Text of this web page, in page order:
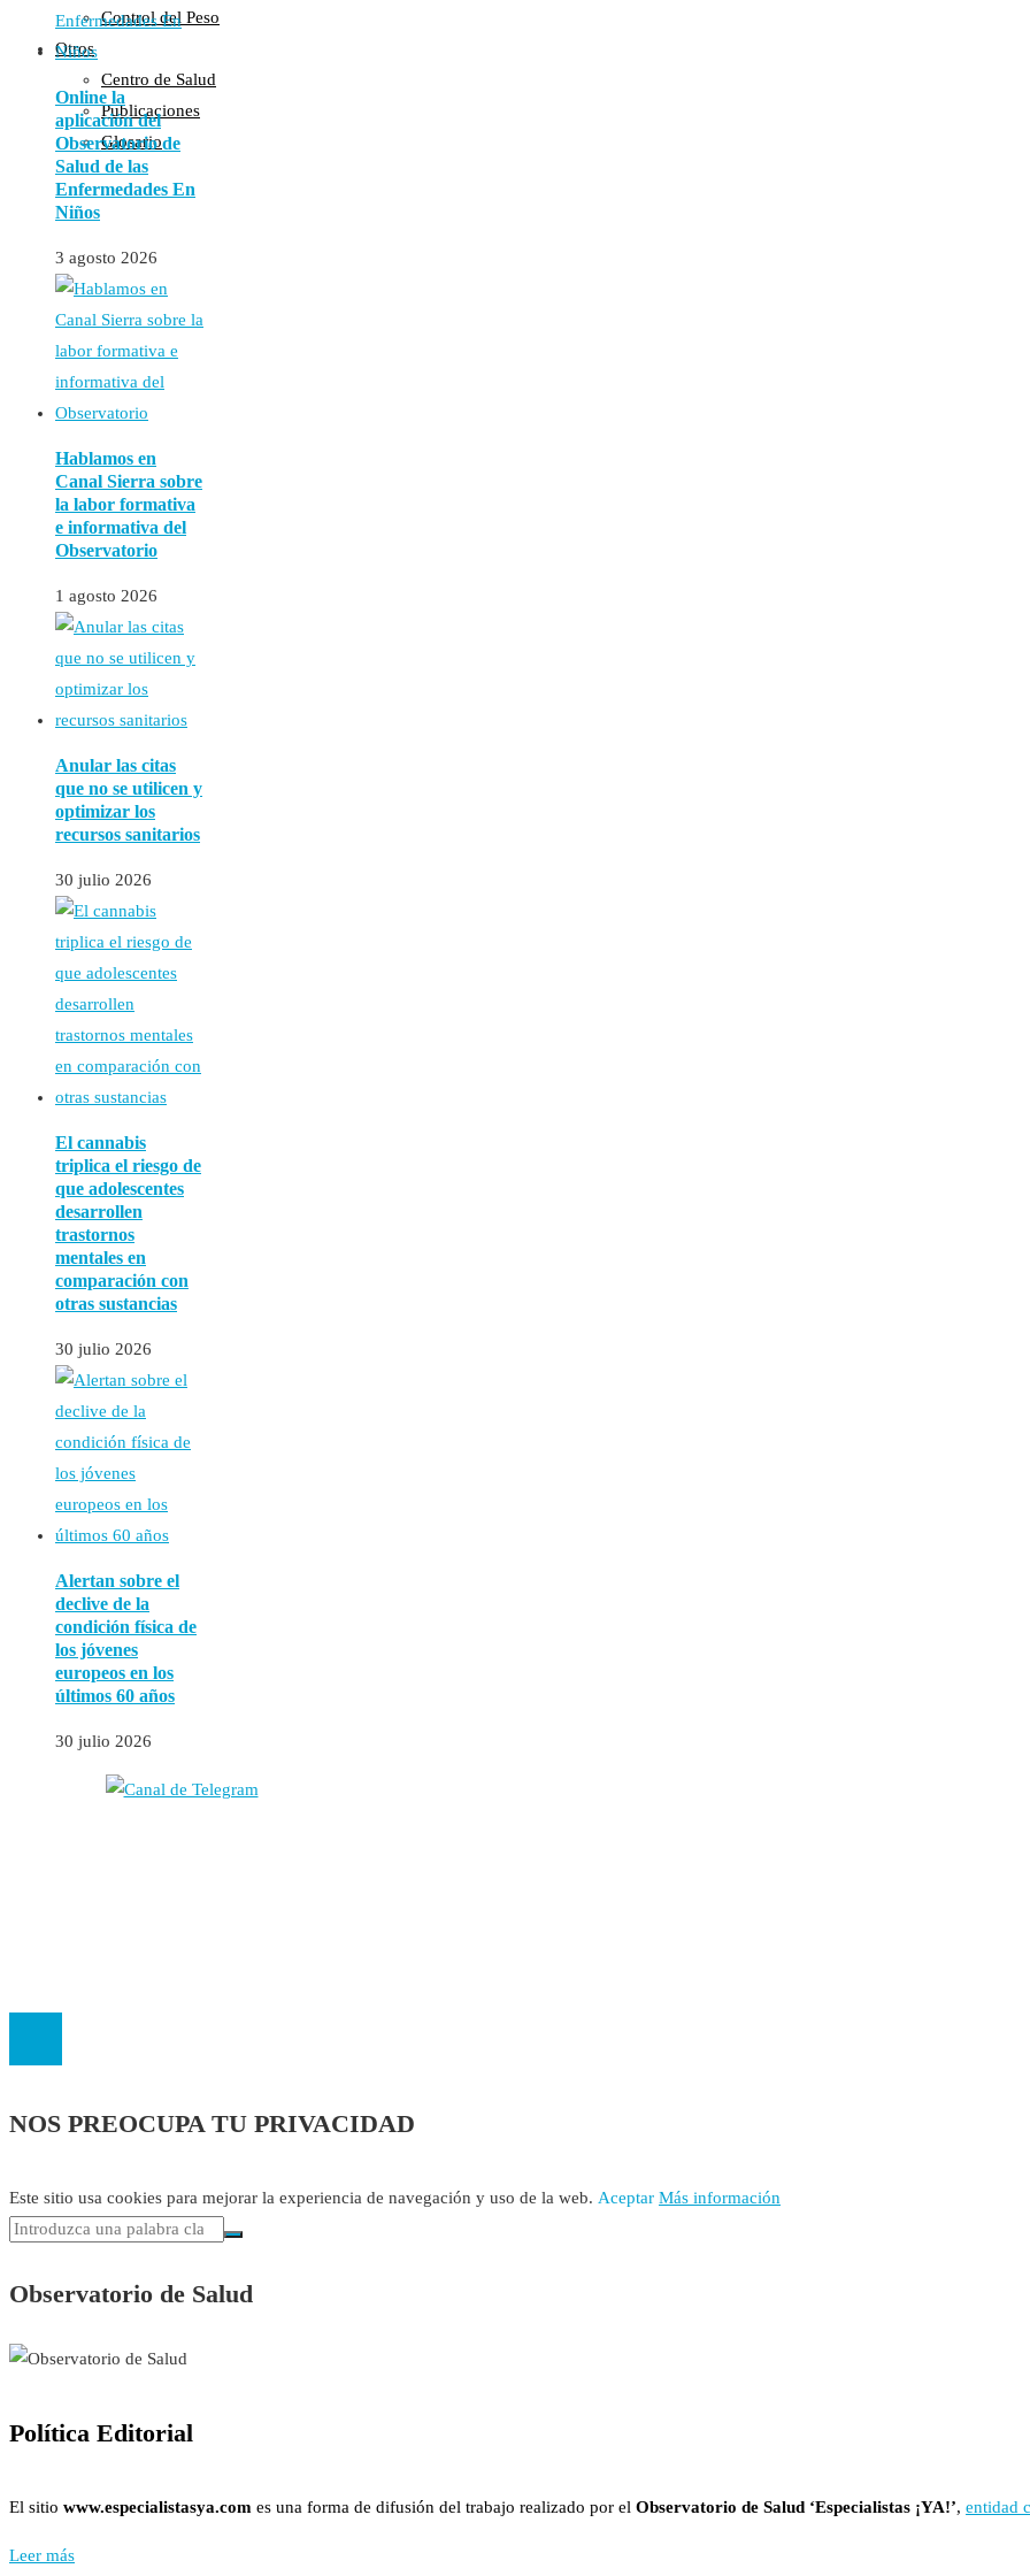
Control del Peso
Otros
Centro de Salud
Publicaciones
Glosario
Online la
aplicación del
Observatorio de
Salud de las
Enfermedades En
Niños
3 agosto 2026
Hablamos en
Canal Sierra sobre
la labor formativa
e informativa del
Observatorio
1 agosto 2026
Anular las citas
que no se utilicen y
optimizar los
recursos sanitarios
30 julio 2026
El cannabis
triplica el riesgo de
que adolescentes
desarrollen
trastornos
mentales en
comparación con
otras sustancias
30 julio 2026
Alertan sobre el
declive de la
condición física de
los jóvenes
europeos en los
últimos 60 años
30 julio 2026
NOS PREOCUPA TU PRIVACIDAD
Este sitio usa cookies para mejorar la experiencia de navegación y uso de la web. Aceptar Más información
Observatorio de Salud
Política Editorial
El sitio www.especialistasya.com es una forma de difusión del trabajo realizado por el Observatorio de Salud ‘Especialistas ¡YA!’, entidad
Leer más